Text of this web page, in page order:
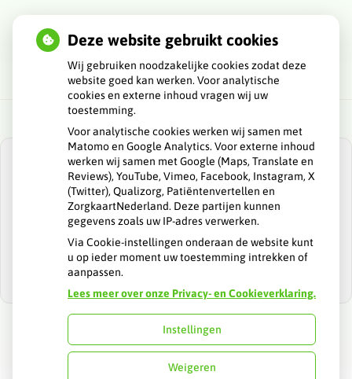
U heeft geen toestemming gegeven voor
externe inhoud die nodig is om dit te
zien.
Cookie-instellingen wijzigen
Deze website gebruikt cookies
Wij gebruiken noodzakelijke cookies zodat deze
website goed kan werken. Voor analytische
cookies en externe inhoud vragen wij uw
toestemming.
Voor analytische cookies werken wij samen met
Matomo en Google Analytics. Voor externe inhoud
werken wij samen met Google (Maps, Translate en
Reviews), YouTube, Vimeo, Facebook, Instagram, X
(Twitter), Qualizorg, Patiëntenvertellen en
ZorgkaartNederland. Deze partijen kunnen
gegevens zoals uw IP-adres verwerken.
Via Cookie-instellingen onderaan de website kunt
u op ieder moment uw toestemming intrekken of
aanpassen.
Lees meer over onze Privacy- en Cookieverklaring.
Instellingen
Weigeren